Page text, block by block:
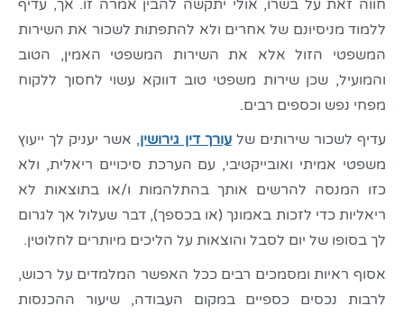
חווה זאת על בשרו, אולי יתקשה להבין אמרה זו. אך, עדיף
ללמוד מניסיונם של אחרים ולא להתפתות לשכור את השירות
המשפטי הזול אלא את השירות המשפטי האמין, הטוב
והמועיל, שכן שירות משפטי טוב דווקא עשוי לחסוך ללקוח
מפחי נפש וכספים רבים.
עדיף לשכור שירותים שלעורך דין גירושין, אשר יעניק לך ייעוץ
משפטי אמיתי ואובייקטיבי, עם הערכת סיכויים ריאלית, ולא
כזו המנסה להרשים אותך בהתלהמות ו/או בתוצאות לא
ריאליות כדי לזכות באמונך (או בכספך), דבר שעלול אך לגרום
לך בסופו של יום לסבל והוצאות על הליכים מיותרים לחלוטין.
אסוף ראיות ומסמכים רבים ככל האפשר המלמדים על רכוש,
לרבות נכסים כספיים במקום העבודה, שיעור ההכנסות